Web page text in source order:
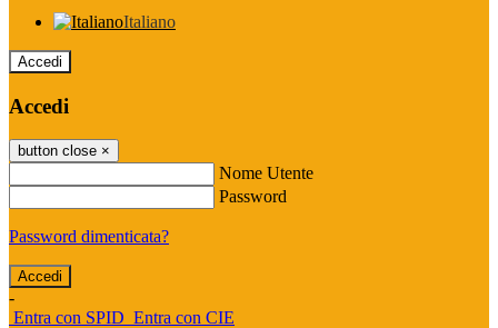
Italiano
Accedi
Accedi
button close ×
Nome Utente
Password
Password dimenticata?
-
Entra con SPID Entra con CIE